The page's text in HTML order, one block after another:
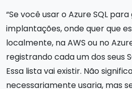
“Se você usar o Azure SQL
implantações, onde quer que
localmente, na AWS ou no
registrando cada um dos seus
Essa lista vai existir. Não
necessariamente usaria, mas